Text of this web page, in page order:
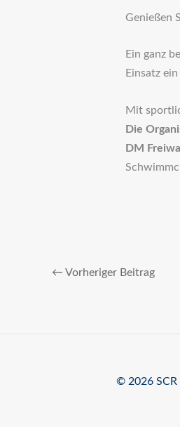
Genießen
Ein ganz
Einsatz
Mit
Die
DM
← Vorheriger Beitrag
© 2026 SCR